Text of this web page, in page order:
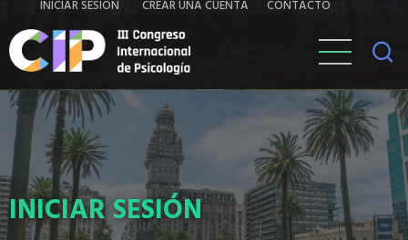
al
contenido
principal
Contacto
CONTACTO
Iniciar
sesión
INICIAR SESIÓN CREAR UNA CUENTA
INICIAR SESIÓN